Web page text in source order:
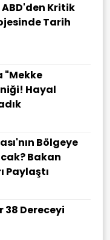
Kritik
Tarih
"Mekke
Hayal
Bölgeye
Bakan
Paylaştı
Dereceyi